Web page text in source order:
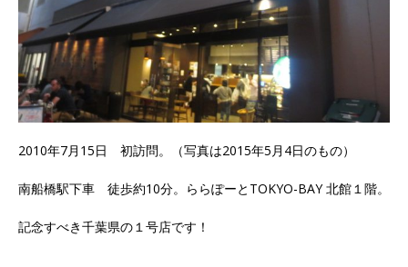
2010年7月15日 初訪問。（写真は2015年5月4日のもの）
南船橋駅下車 徒歩約10分。ららぽーとTOKYO-BAY 北館１階。
記念すべき千葉県の１号店です！